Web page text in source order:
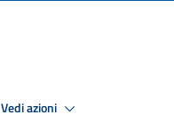
Vedi azioni